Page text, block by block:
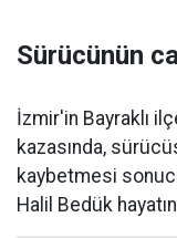
Sürücünün
İzmir'in Bayraklı
kazasında,
kaybetmesi
Halil Bedük